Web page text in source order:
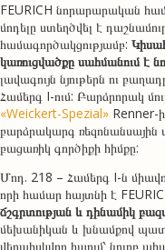
FEURICH նորարարական
մոդելը ստեղծվել է
համագործակցությամբ:
կառուցվածքը սահմանում է
լավագույն նյութերն ու
Համերգ I-ում: Բարձրորակ
«Weickert-Spezial» Renner-
բարձրակարգ
բացառիկ գործիքի հիմքը:
Մոդ. 218 – Համերգ I-ն
որի համար հայտնի է
ճշգրտության և դինամիկ
մեխանիկան և խնամքով
վերահսկվող հպում՝ նուրբ